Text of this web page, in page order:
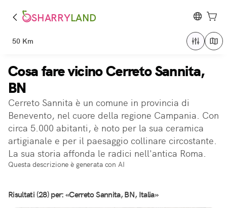
SHARRYLAND
50 Km
Cosa fare vicino Cerreto Sannita,
BN
Cerreto Sannita è un comune in provincia di
Benevento, nel cuore della regione Campania. Con
circa 5.000 abitanti, è noto per la sua ceramica
artigianale e per il paesaggio collinare circostante.
La sua storia affonda le radici nell'antica Roma.
Questa descrizione è generata con AI
Risultati (28) per: «Cerreto Sannita, BN, Italia»